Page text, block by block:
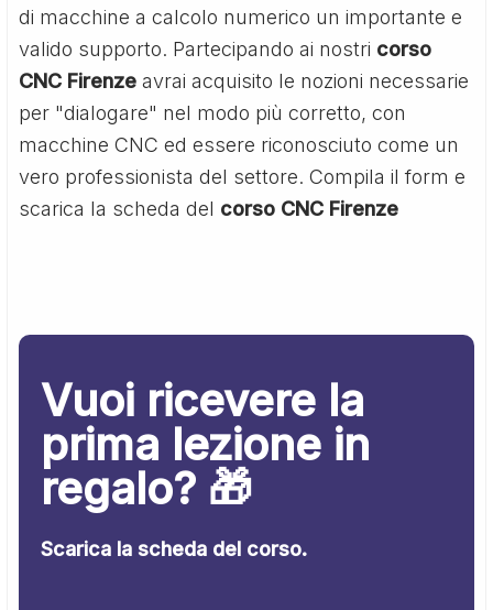
di macchine a calcolo numerico un importante e
valido supporto. Partecipando ai nostri corso
CNC Firenze avrai acquisito le nozioni necessarie
per "dialogare" nel modo più corretto, con
macchine CNC ed essere riconosciuto come un
vero professionista del settore. Compila il form e
scarica la scheda del corso CNC Firenze
Vuoi ricevere la
prima lezione in
regalo? 🎁
Scarica la scheda del corso.